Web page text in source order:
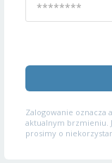
Zalogowanie oznacza
aktualnym brzmieniu.
prosimy o